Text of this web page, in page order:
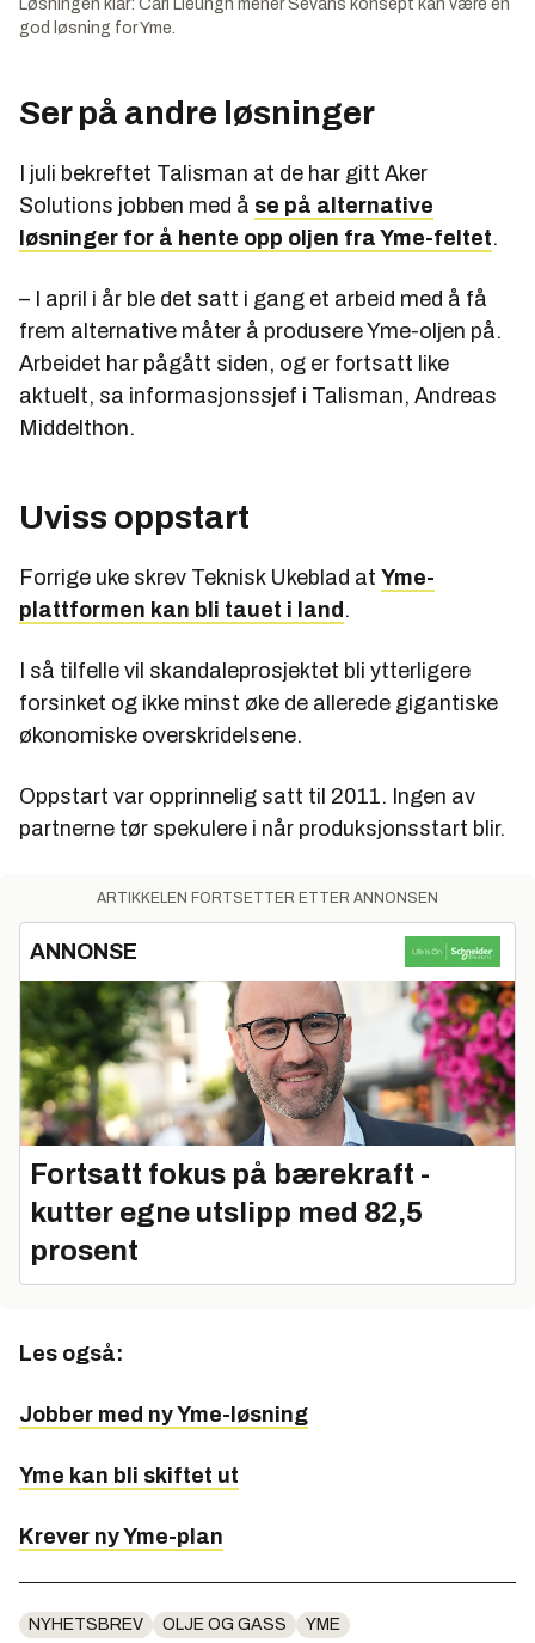
Løsningen klar: Carl Lieungh mener Sevans konsept kan være en
god løsning for Yme.
Ser på andre løsninger
I juli bekreftet Talisman at de har gitt Aker
Solutions jobben med å se på alternative
løsninger for å hente opp oljen fra Yme-feltet.
– I april i år ble det satt i gang et arbeid med å få
frem alternative måter å produsere Yme-oljen på.
Arbeidet har pågått siden, og er fortsatt like
aktuelt, sa informasjonssjef i Talisman, Andreas
Middelthon.
Uviss oppstart
Forrige uke skrev Teknisk Ukeblad at Yme-
plattformen kan bli tauet i land.
I så tilfelle vil skandaleprosjektet bli ytterligere
forsinket og ikke minst øke de allerede gigantiske
økonomiske overskridelsene.
Oppstart var opprinnelig satt til 2011. Ingen av
partnerne tør spekulere i når produksjonsstart blir.
ARTIKKELEN FORTSETTER ETTER ANNONSEN
ANNONSE
Fortsatt fokus på bærekraft -
kutter egne utslipp med 82,5
prosent
Les også:
Jobber med ny Yme-løsning
Yme kan bli skiftet ut
Krever ny Yme-plan
NYHETSBREV OLJE OG GASS YME